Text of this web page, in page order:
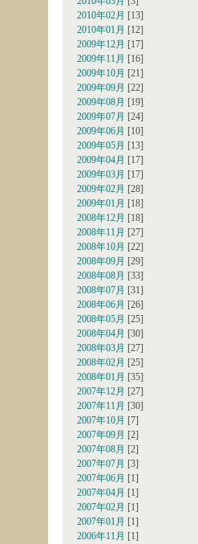
2010年02月 [13]
2010年01月 [12]
2009年12月 [17]
2009年11月 [16]
2009年10月 [21]
2009年09月 [22]
2009年08月 [19]
2009年07月 [24]
2009年06月 [10]
2009年05月 [13]
2009年04月 [17]
2009年03月 [17]
2009年02月 [28]
2009年01月 [18]
2008年12月 [18]
2008年11月 [27]
2008年10月 [22]
2008年09月 [29]
2008年08月 [33]
2008年07月 [31]
2008年06月 [26]
2008年05月 [25]
2008年04月 [30]
2008年03月 [27]
2008年02月 [25]
2008年01月 [35]
2007年12月 [27]
2007年11月 [30]
2007年10月 [7]
2007年09月 [2]
2007年08月 [2]
2007年07月 [3]
2007年06月 [1]
2007年04月 [1]
2007年02月 [1]
2007年01月 [1]
2006年11月 [1]